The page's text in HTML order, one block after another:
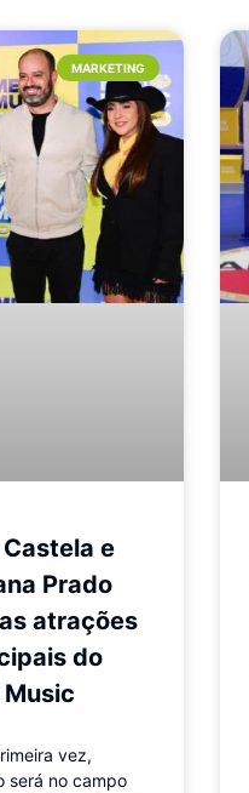
MARKETING
e
Prado
atrações
do
Music
vez,
será no campo